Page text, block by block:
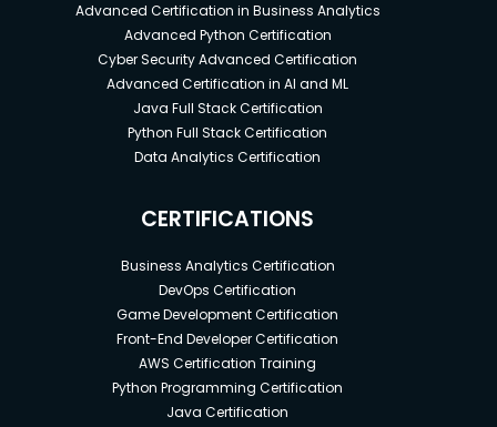
Advanced Certification in Business Analytics
Advanced Python Certification
Cyber Security Advanced Certification
Advanced Certification in AI and ML
Java Full Stack Certification
Python Full Stack Certification
Data Analytics Certification
CERTIFICATIONS
Business Analytics Certification
DevOps Certification
Game Development Certification
Front-End Developer Certification
AWS Certification Training
Python Programming Certification
Java Certification